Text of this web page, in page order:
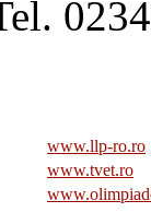
www.llp-ro.ro
www.tvet.ro